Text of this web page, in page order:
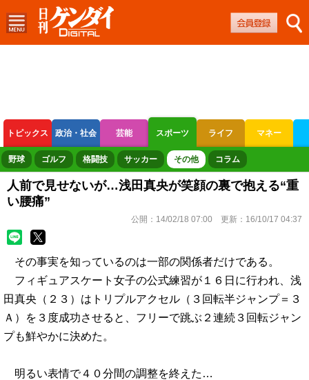
トピックス 政治・社会 芸能 スポーツ ライフ マネー
ボートレース 競輪 オートレース
野球 ゴルフ 格闘技 サッカー その他 コラム
人前で見せないが…浅田真央が笑顔の裏で抱える“重
い腰痛”
公開： 14/02/18 07:00 更新： 16/10/17 04:37
その事実を知っているのは一部の関係者だけである。
フィギュアスケート女子の公式練習が１６日に行われ、浅
田真央（２３）はトリプルアクセル（３回転半ジャンプ＝３
Ａ）を３度成功させると、フリーで跳ぶ２連続３回転ジャン
プも鮮やかに決めた。
明るい表情で４０分間の調整を終えた…